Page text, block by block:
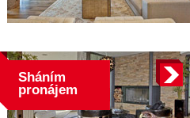
Sháním
pronájem